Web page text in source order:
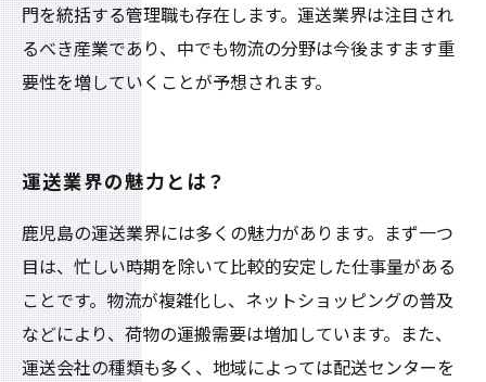
門を統括する管理職も存在します。運送業界は注目され
るべき産業であり、中でも物流の分野は今後ますます重
要性を増していくことが予想されます。
運送業界の魅力とは？
鹿児島の運送業界には多くの魅力があります。まず一つ
目は、忙しい時期を除いて比較的安定した仕事量がある
ことです。物流が複雑化し、ネットショッピングの普及
などにより、荷物の運搬需要は増加しています。また、
運送会社の種類も多く、地域によっては配送センターを